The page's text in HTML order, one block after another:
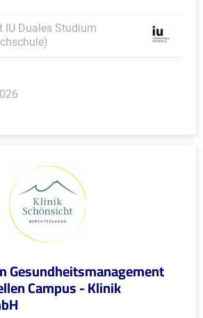
IU Duales Studium
Gesundheitsmanagement
Campus - Klinik